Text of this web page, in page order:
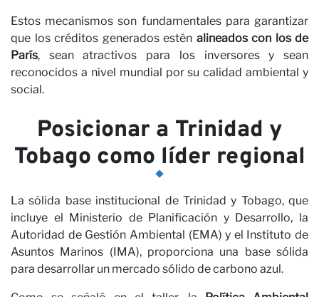
Estos mecanismos son fundamentales para garantizar
que los créditos generados estén alineados con los de
París, sean atractivos para los inversores y sean
reconocidos a nivel mundial por su calidad ambiental y
social.
Posicionar a Trinidad y
Tobago como líder regional
La sólida base institucional de Trinidad y Tobago, que
incluye el Ministerio de Planificación y Desarrollo, la
Autoridad de Gestión Ambiental (EMA) y el Instituto de
Asuntos Marinos (IMA), proporciona una base sólida
para desarrollar un mercado sólido de carbono azul.